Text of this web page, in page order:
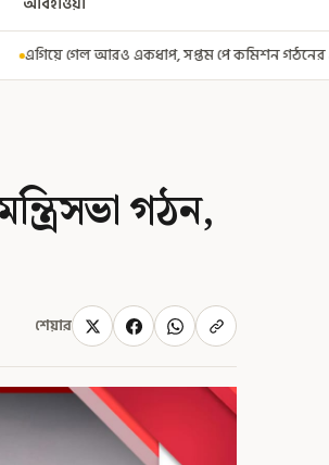
পে কমিশন গঠনের একাধিক শর্ত ঘোষণা করে
গঠন,
শেয়ার